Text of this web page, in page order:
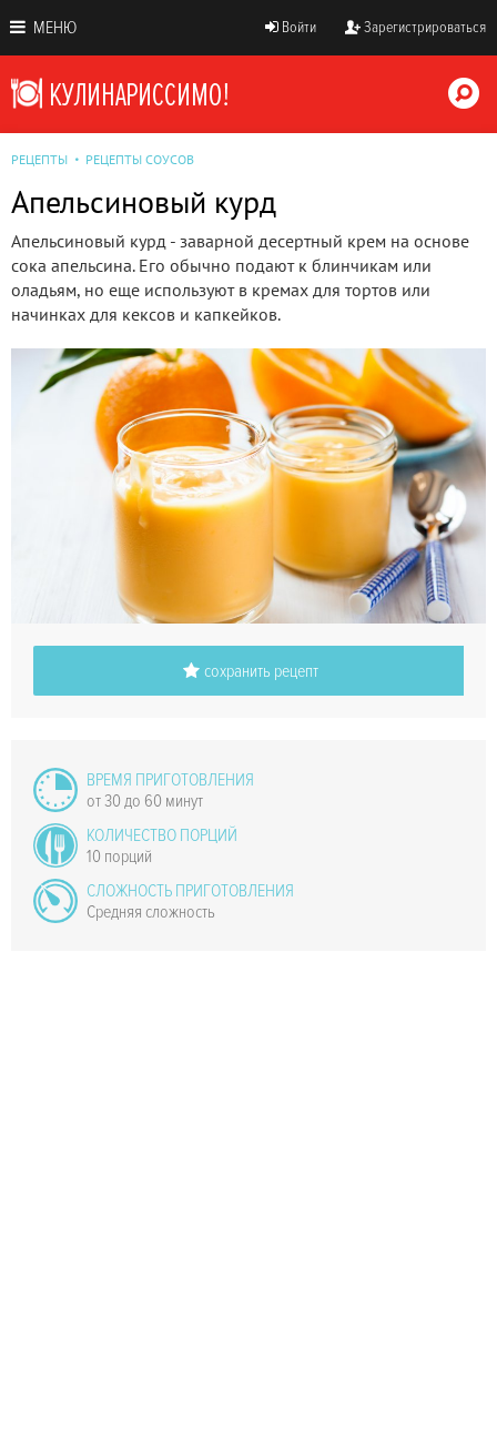
МЕНЮ Войти Зарегистрироваться
РЕЦЕПТЫ РЕЦЕПТЫ СОУСОВ
Апельсиновый курд
Апельсиновый курд - заварной десертный крем на основе
сока апельсина. Его обычно подают к блинчикам или
оладьям, но еще используют в кремах для тортов или
начинках для кексов и капкейков.
сохранить рецепт
ВРЕМЯ ПРИГОТОВЛЕНИЯ
от 30 до 60 минут
КОЛИЧЕСТВО ПОРЦИЙ
10 порций
СЛОЖНОСТЬ ПРИГОТОВЛЕНИЯ
Средняя сложность